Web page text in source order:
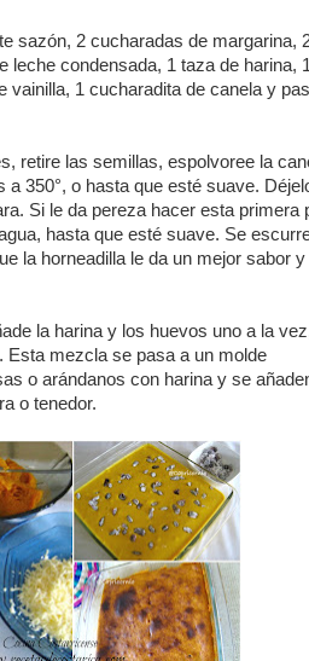
sazón, 2 cucharadas de margarina,
leche condensada, 1 taza de harina, 1
vainilla, 1 cucharadita de canela y
retire las semillas, espolvoree la
350°, o hasta que esté suave.
Si le da pereza hacer esta primera
hasta que esté suave. Se
la horneadilla le da un mejor sabor y
la harina y los huevos uno a la
Esta mezcla se pasa a un molde
o arándanos con harina y se
o tenedor.